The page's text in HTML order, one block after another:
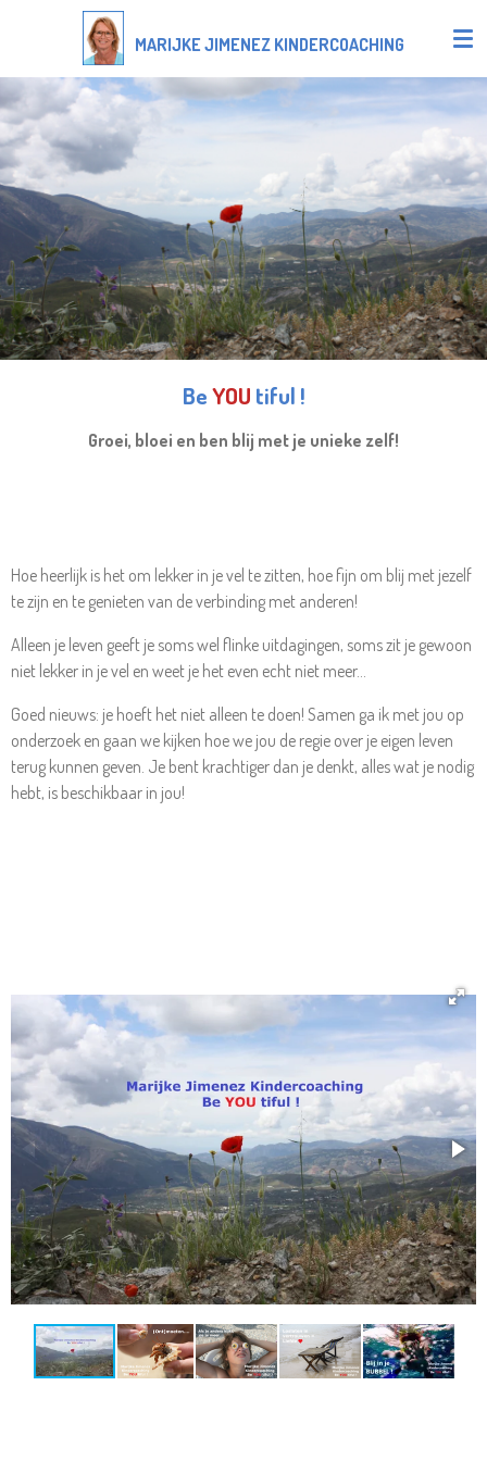
naar
de
hoofdinhoud
MARIJKE JIMENEZ KINDERCOACHING
BeYOU tiful !
Groei, bloei en ben blij met je unieke zelf!
Hoe heerlijk is het om lekker in je vel te zitten, hoe fijn om blij met jezelf
te zijn en te genieten van de verbinding met anderen!
Alleen je leven geeft je soms wel flinke uitdagingen, soms zit je gewoon
niet lekker in je vel en weet je het even echt niet meer...
Goed nieuws: je hoeft het niet alleen te doen! Samen ga ik met jou op
onderzoek en gaan we kijken hoe we jou de regie over je eigen leven
terug kunnen geven. Je bent krachtiger dan je denkt, alles wat je nodig
hebt, is beschikbaar in jou!